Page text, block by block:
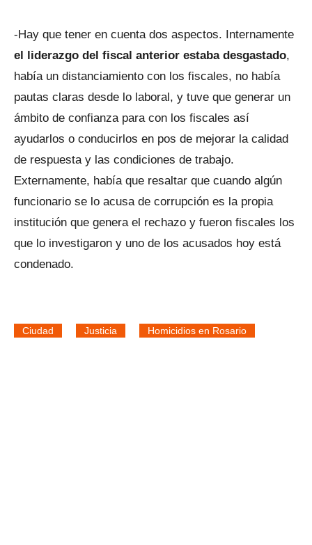
-Hay que tener en cuenta dos aspectos. Internamente
el liderazgo del fiscal anterior estaba desgastado,
había un distanciamiento con los fiscales, no había
pautas claras desde lo laboral, y tuve que generar un
ámbito de confianza para con los fiscales así
ayudarlos o conducirlos en pos de mejorar la calidad
de respuesta y las condiciones de trabajo.
Externamente, había que resaltar que cuando algún
funcionario se lo acusa de corrupción es la propia
institución que genera el rechazo y fueron fiscales los
que lo investigaron y uno de los acusados hoy está
condenado.
Ciudad Justicia Homicidios en Rosario